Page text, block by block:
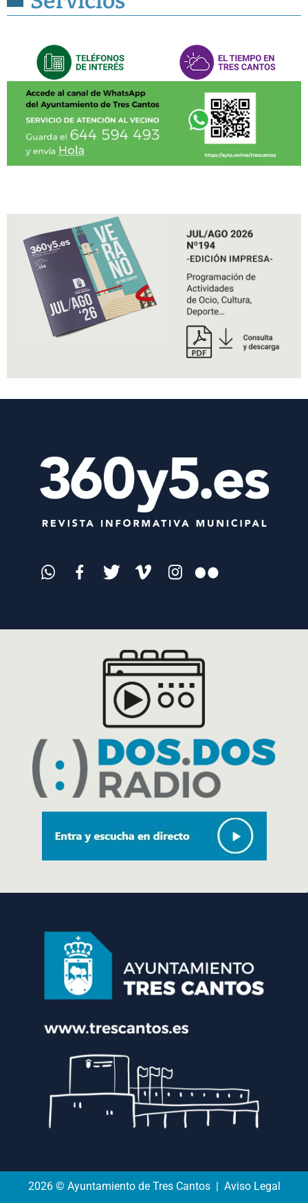
2026 © Ayuntamiento de Tres Cantos | Aviso Legal